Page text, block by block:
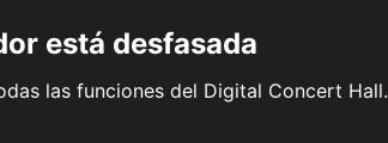
está desfasada
las funciones del Digital Concert Hall.